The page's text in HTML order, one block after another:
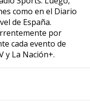
como en el Diario
de España.
por
cada evento de
y La Nación+.